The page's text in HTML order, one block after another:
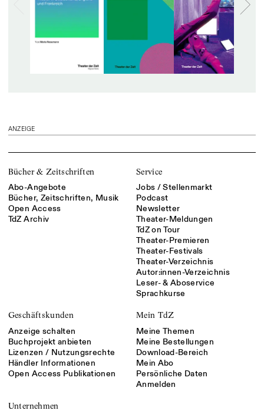
ANZEIGE
Bücher & Zeitschriften
Abo-Angebote
Bücher, Zeitschriften, Musik
Open Access
TdZ Archiv
Service
Jobs / Stellenmarkt
Podcast
Newsletter
Theater-Meldungen
TdZ on Tour
Theater-Premieren
Theater-Festivals
Theater-Verzeichnis
Autor:innen-Verzeichnis
Leser- & Aboservice
Sprachkurse
Geschäftskunden
Anzeige schalten
Buchprojekt anbieten
Lizenzen / Nutzungsrechte
Händler Informationen
Open Access Publikationen
Mein TdZ
Meine Themen
Meine Bestellungen
Download-Bereich
Mein Abo
Persönliche Daten
Anmelden
Unternehmen